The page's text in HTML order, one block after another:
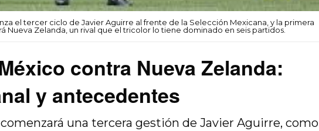
el tercer ciclo de Javier Aguirre al frente de la Selección Mexicana, y la primera
Nueva Zelanda, un rival que el tricolor lo tiene dominado en seis partidos.
contra Nueva Zelanda:
y antecedentes
comenzará una tercera gestión de Javier Aguirre, como